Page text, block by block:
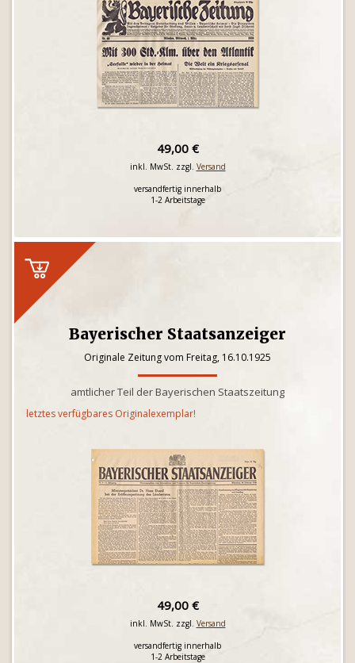
49,00 €
inkl. MwSt. zzgl. Versand
versandfertig innerhalb
1-2 Arbeitstage
Bayerischer Staatsanzeiger
Originale Zeitung vom Freitag, 16.10.1925
amtlicher Teil der Bayerischen Staatszeitung
letztes verfügbares Originalexemplar!
49,00 €
inkl. MwSt. zzgl. Versand
versandfertig innerhalb
1-2 Arbeitstage